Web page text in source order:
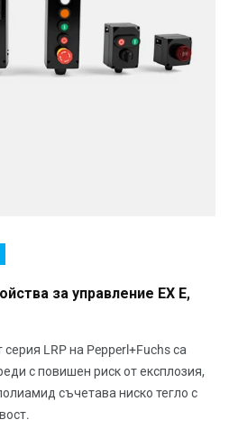
за управление EX E,
LRP на Pepperl+Fuchs са
с повишен риск от експлозия,
съчетава ниско тегло с